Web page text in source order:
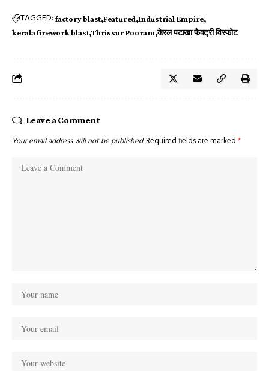
TAGGED: factory blast Featured Industrial Empire
kerala firework blast Thrissur Pooram केरल पटाखा फैक्ट्री विस्फोट
Leave a Comment
Your email address will not be published.Required fields are marked *